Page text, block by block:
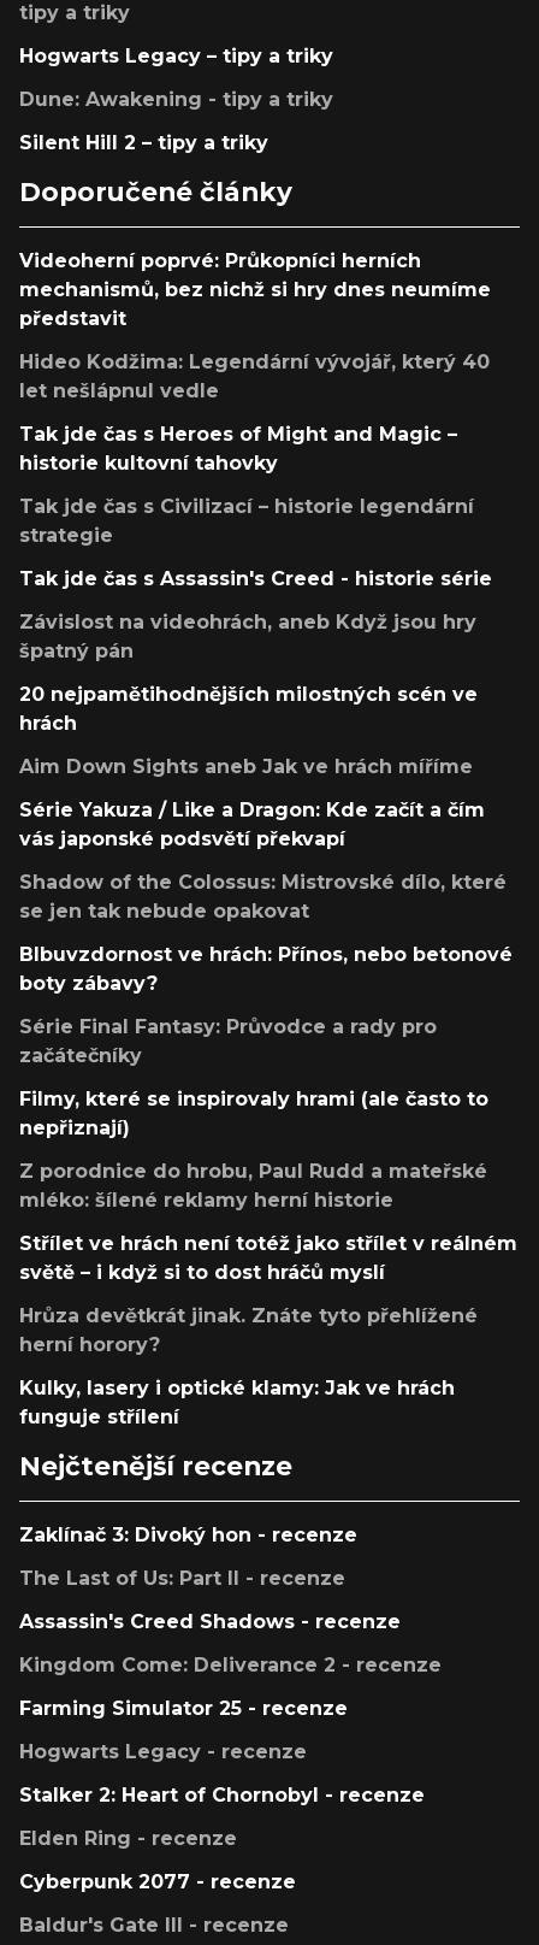
tipy a triky
Hogwarts Legacy – tipy a triky
Dune: Awakening - tipy a triky
Silent Hill 2 – tipy a triky
Doporučené články
Videoherní poprvé: Průkopníci herních
mechanismů, bez nichž si hry dnes neumíme
představit
Hideo Kodžima: Legendární vývojář, který 40
let nešlápnul vedle
Tak jde čas s Heroes of Might and Magic –
historie kultovní tahovky
Tak jde čas s Civilizací – historie legendární
strategie
Tak jde čas s Assassin's Creed - historie série
Závislost na videohrách, aneb Když jsou hry
špatný pán
20 nejpamětihodnějších milostných scén ve
hrách
Aim Down Sights aneb Jak ve hrách míříme
Série Yakuza / Like a Dragon: Kde začít a čím
vás japonské podsvětí překvapí
Shadow of the Colossus: Mistrovské dílo, které
se jen tak nebude opakovat
Blbuvzdornost ve hrách: Přínos, nebo betonové
boty zábavy?
Série Final Fantasy: Průvodce a rady pro
začátečníky
Filmy, které se inspirovaly hrami (ale často to
nepřiznají)
Z porodnice do hrobu, Paul Rudd a mateřské
mléko: šílené reklamy herní historie
Střílet ve hrách není totéž jako střílet v reálném
světě – i když si to dost hráčů myslí
Hrůza devětkrát jinak. Znáte tyto přehlížené
herní horory?
Kulky, lasery i optické klamy: Jak ve hrách
funguje střílení
Nejčtenější recenze
Zaklínač 3: Divoký hon - recenze
The Last of Us: Part II - recenze
Assassin's Creed Shadows - recenze
Kingdom Come: Deliverance 2 - recenze
Farming Simulator 25 - recenze
Hogwarts Legacy - recenze
Stalker 2: Heart of Chornobyl - recenze
Elden Ring - recenze
Cyberpunk 2077 - recenze
Baldur's Gate III - recenze